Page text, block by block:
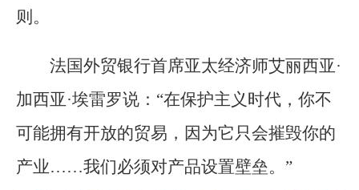
则。
法国外贸银行首席亚太经济师艾丽西亚·
加西亚·埃雷罗说：“在保护主义时代，你不
可能拥有开放的贸易，因为它只会摧毁你的
产业……我们必须对产品设置壁垒。”